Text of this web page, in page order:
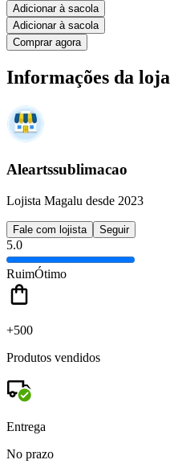
Adicionar à sacola
Adicionar à sacola
Comprar agora
Informações da loja
Aleartssublimacao
Lojista Magalu desde 2023
Fale com lojista Seguir
5.0
RuimÓtimo
+500
Produtos vendidos
Entrega
No prazo